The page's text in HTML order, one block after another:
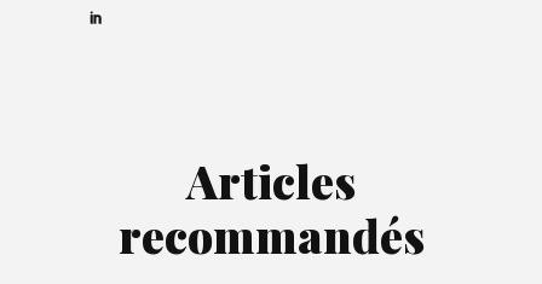
Articles
recommandés